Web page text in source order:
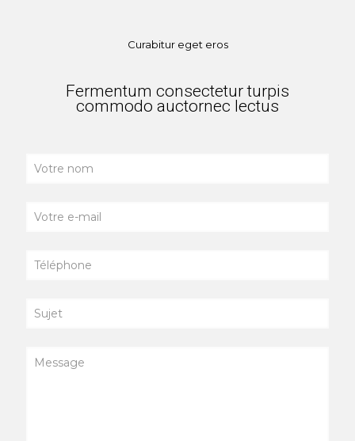
Curabitur eget eros
Fermentum consectetur turpis
commodo auctornec lectus